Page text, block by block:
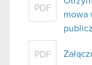
PDF
mowa
PDF